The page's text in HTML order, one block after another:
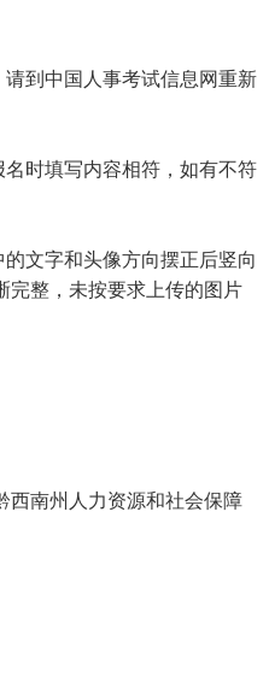
到中国人事考试信息网重新
时填写内容相符，如有不符
文字和头像方向摆正后竖向
完整，未按要求上传的图片
西南州人力资源和社会保障